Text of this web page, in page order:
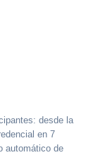
desde la
en 7
automático de